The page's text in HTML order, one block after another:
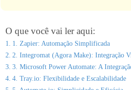
O que você vai ler aqui:
1. Zapier: Automação Simplificada
2. Integromat (Agora Make): Integração
3. Microsoft Power Automate: A
4. Tray.io: Flexibilidade e Escalabilidade